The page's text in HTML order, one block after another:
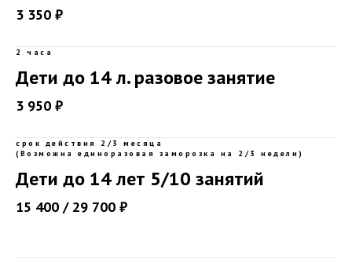
3 350 ₽
2 часа
Дети до 14 л. разовое занятие
3 950 ₽
срок действия 2/3 месяца
(Возможна единоразовая заморозка на 2/3 недели)
Дети до 14 лет 5/10 занятий
15 400 / 29 700 ₽